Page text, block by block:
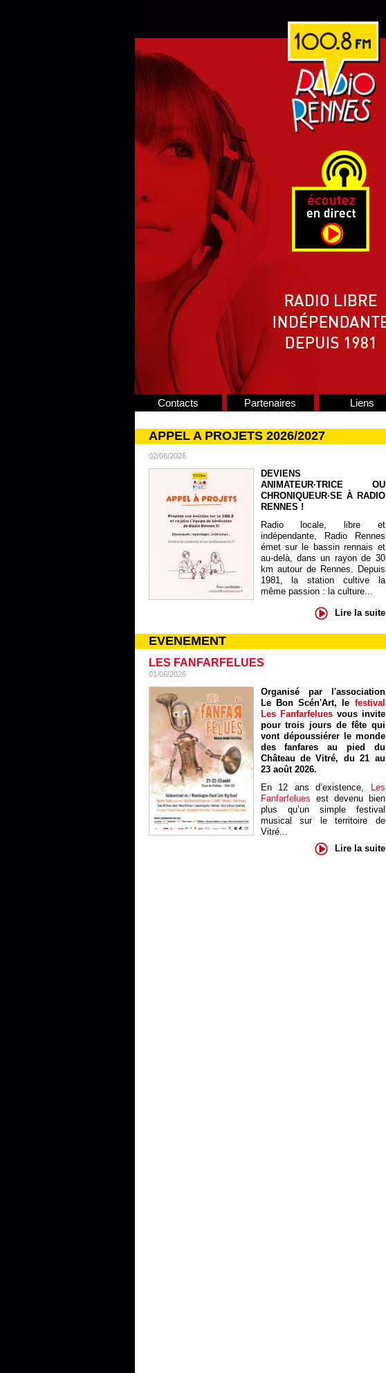
Contacts Partenaires Liens
APPEL A PROJETS 2026/2027
02/06/2026
DEVIENS
ANIMATEUR·TRICE OU
CHRONIQUEUR·SE À RADIO
RENNES !
Radio locale, libre et
indépendante, Radio Rennes
émet sur le bassin rennais et
au-delà, dans un rayon de 30
km autour de Rennes. Depuis
1981, la station cultive la
même passion : la culture...
Lire la suite
EVENEMENT
LES FANFARFELUES
01/06/2026
Organisé par l'association
Le Bon Scén'Art, le festival
Les Fanfarfelues vous invite
pour trois jours de fête qui
vont dépoussiérer le monde
des fanfares au pied du
Château de Vitré, du 21 au
23 août 2026.
En 12 ans d’existence, Les
Fanfarfelues est devenu bien
plus qu’un simple festival
musical sur le territoire de
Vitré...
Lire la suite